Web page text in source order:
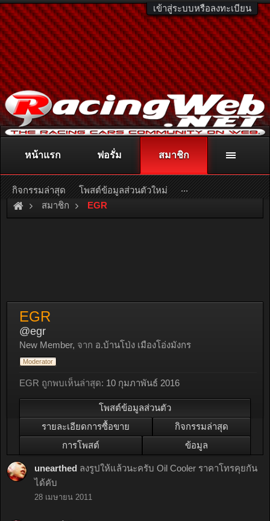
เข้าสู่ระบบหรือลงทะเบียน
ติดต่อลงโฆษณา racingweb@gmail.comหรือโทร. 081-811-1138
หรืออ่านรายละเอียดเพิ่มเติม คลิกที่นี่
สมาชิก EGR
EGR
@egr
New Member, จาก อ.บ้านโป่ง เมืองโอ่งมังกร
Moderator
EGR ถูกพบเห็นล่าสุด: 10 กุมภาพันธ์ 2016
โพสต์ข้อมูลส่วนตัว
รายละเอียดการซื้อขาย
กิจกรรมล่าสุด
การโพสต์
ข้อมูล
unearthed ลงรูปให้แล้วนะครับ Oil Cooler ราคาโทรคุยกัน
ได้คับ
28 เมษายน 2011
หน้าแรก ฟอรั่ม สมาชิก
กิจกรรมล่าสุด โพสต์ข้อมูลส่วนตัวใหม่ ...